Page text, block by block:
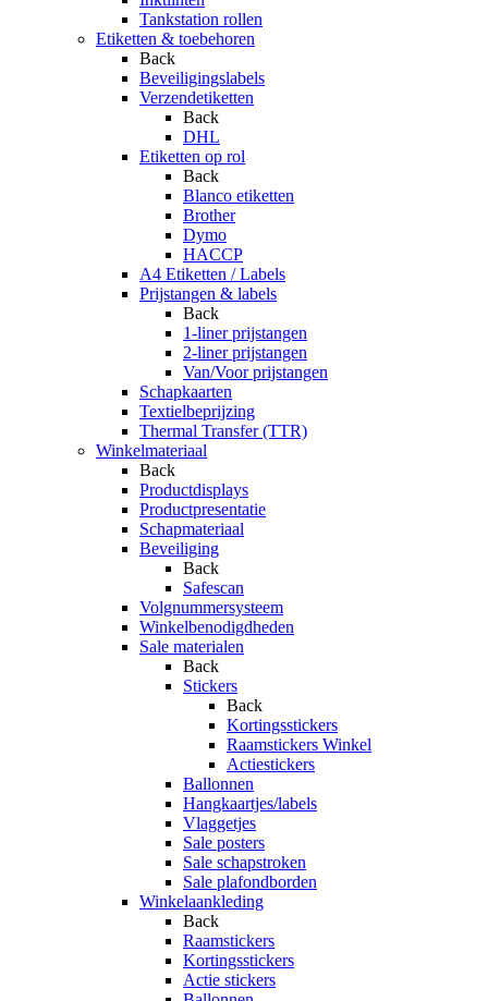
Tankstation rollen
Etiketten & toebehoren
Back
Beveiligingslabels
Verzendetiketten
Back
DHL
Etiketten op rol
Back
Blanco etiketten
Brother
Dymo
HACCP
A4 Etiketten / Labels
Prijstangen & labels
Back
1-liner prijstangen
2-liner prijstangen
Van/Voor prijstangen
Schapkaarten
Textielbeprijzing
Thermal Transfer (TTR)
Winkelmateriaal
Back
Productdisplays
Productpresentatie
Schapmateriaal
Beveiliging
Back
Safescan
Volgnummersysteem
Winkelbenodigdheden
Sale materialen
Back
Stickers
Back
Kortingsstickers
Raamstickers Winkel
Actiestickers
Ballonnen
Hangkaartjes/labels
Vlaggetjes
Sale posters
Sale schapstroken
Sale plafondborden
Winkelaankleding
Back
Raamstickers
Kortingsstickers
Actie stickers